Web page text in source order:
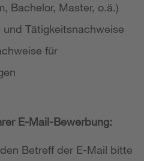
Bachelor, Master, o.ä.)
Tätigkeitsnachweise
für
E-Mail-Bewerbung:
Betreff der E-Mail bitte